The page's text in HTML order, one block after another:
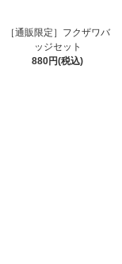
［通販限定］フクザワバ
ッジセット
880円(税込)